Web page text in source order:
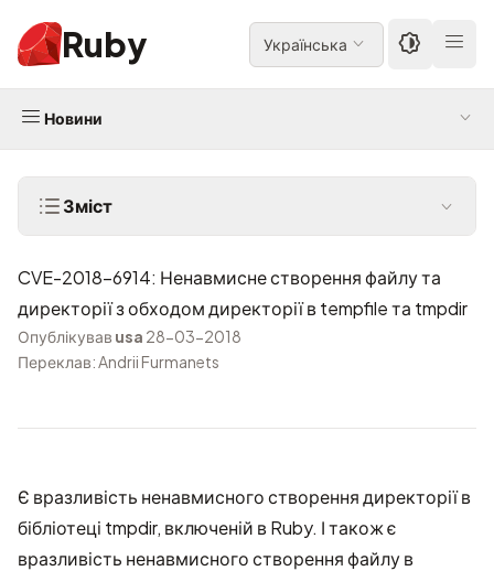
Ruby Українська
Новини
Зміст
CVE-2018-6914: Ненавмисне створення файлу та
директорії з обходом директорії в tempfile та tmpdir
Опублікував usa 28-03-2018
Переклав: Andrii Furmanets
Є вразливість ненавмисного створення директорії в
бібліотеці tmpdir, включеній в Ruby. І також є
вразливість ненавмисного створення файлу в